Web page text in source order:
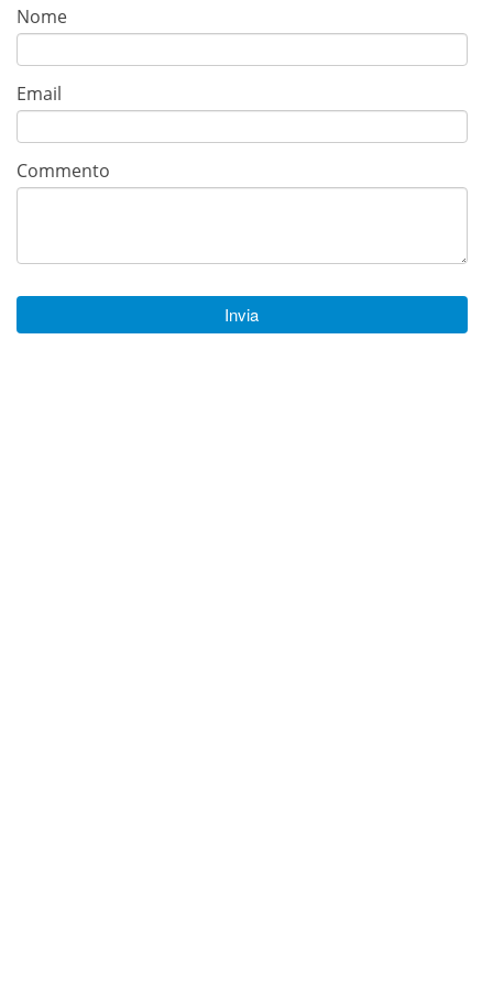
Nome
Email
Commento
Invia